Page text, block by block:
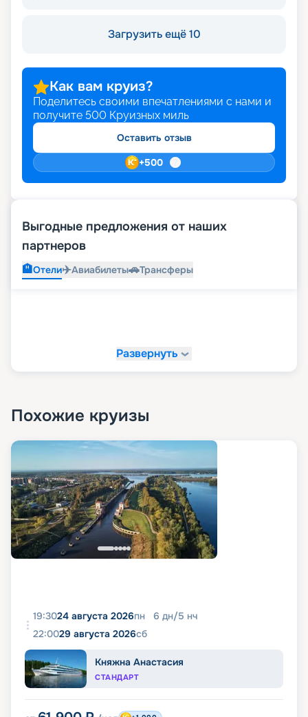
Загрузить ещё 10
Как вам круиз?
Поделитесь своими впечатлениями с нами и
получите 500 Круизных миль
Оставить отзыв
+500
Выгодные предложения от наших
партнеров
🏨Отели✈️Авиабилеты🚗Трансферы
Развернуть
Похожие круизы
19:3024 августа 2026пн 6 дн/5 нч
22:0029 августа 2026сб
Княжна Анастасия
СТАНДАРТ